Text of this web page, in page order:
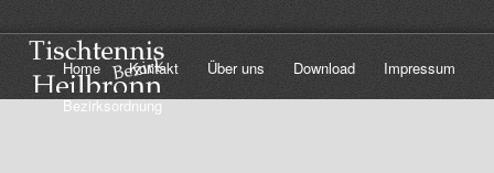
Home Kontakt Über uns Download
Impressum
Bezirksordnung